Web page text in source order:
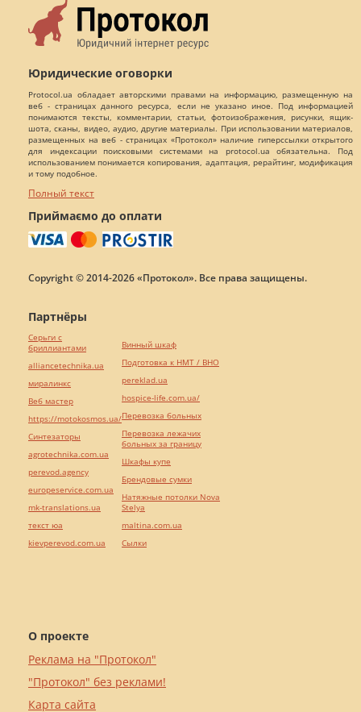
Юридические оговорки
Protocol.ua обладает авторскими правами на информацию, размещенную на
веб - страницах данного ресурса, если не указано иное. Под информацией
понимаются тексты, комментарии, статьи, фотоизображения, рисунки, ящик-
шота, сканы, видео, аудио, другие материалы. При использовании материалов,
размещенных на веб - страницах «Протокол» наличие гиперссылки открытого
для индексации поисковыми системами на protocol.ua обязательна. Под
использованием понимается копирования, адаптация, рерайтинг, модификация
и тому подобное.
Полный текст
Приймаємо до оплати
Copyright © 2014-2026 «Протокол». Все права защищены.
О проекте
Реклама на "Протокол"
"Протокол" без реклами!
Карта сайта
Партнёры
Серьги с
бриллиантами
alliancetechnika.ua
миралинкс
Веб мастер
https://motokosmos.ua/
Синтезаторы
agrotechnika.com.ua
perevod.agency
europeservice.com.ua
mk-translations.ua
текст юа
kievperevod.com.ua
Винный шкаф
Подготовка к НМТ / ВНО
pereklad.ua
hospice-life.com.ua/
Перевозка больных
Перевозка лежачих
больных за границу
Шкафы купе
Брендовые сумки
Натяжные потолки Nova
Stelya
maltina.com.ua
Cылки